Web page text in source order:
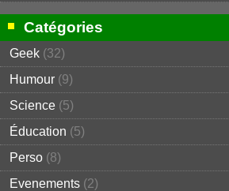
Catégories
Geek (32)
Humour (9)
Science (5)
Éducation (5)
Perso (8)
Evenements (2)